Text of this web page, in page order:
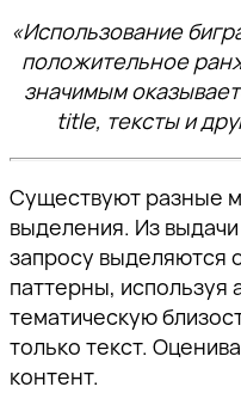
«Использование
положительное
значимым
title, тексты и
Существуют разные
выделения. Из
запросу выделяются
паттерны,
тематическую
только текст.
контент.